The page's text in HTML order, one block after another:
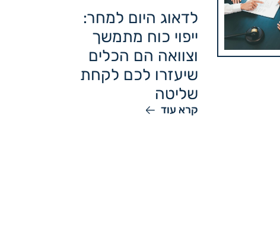
לדאוג היום למחר:
ייפוי כוח מתמשך
וצוואה הם הכלים
שיעזרו לכם לקחת
שליטה
קרא עוד